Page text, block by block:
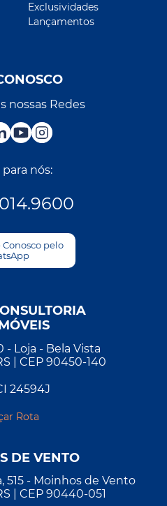
Exclusividades
Lançamentos
nossas Redes
para nós:
Conosco pelo
- Loja - Bela Vista
| CEP 90450-140
24594J
Rota
DE VENTO
515 - Moinhos de Vento
| CEP 90440-051